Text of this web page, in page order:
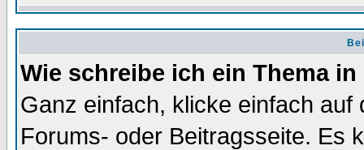
Wie schreibe ich ein Thema
Ganz einfach, klicke einfach
Forums- oder Beitragsseite. Es